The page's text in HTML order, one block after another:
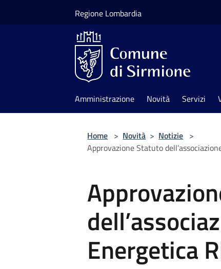
Regione Lombardia
Amministrazione Novità Servizi
Home > Novità > Notizie >
Approvazione Statuto
Energetica